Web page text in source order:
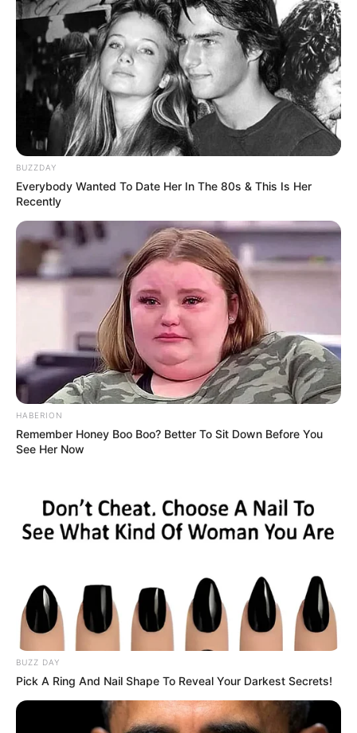
BUZZDAY
Everybody Wanted To Date Her In The 80s & This Is Her
Recently
HABERION
Remember Honey Boo Boo? Better To Sit Down Before You
See Her Now
BUZZ DAY
Pick A Ring And Nail Shape To Reveal Your Darkest Secrets!